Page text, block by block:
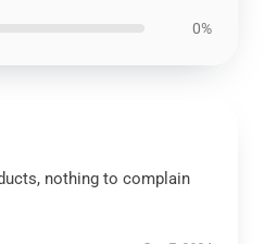
0%
nothing to complain